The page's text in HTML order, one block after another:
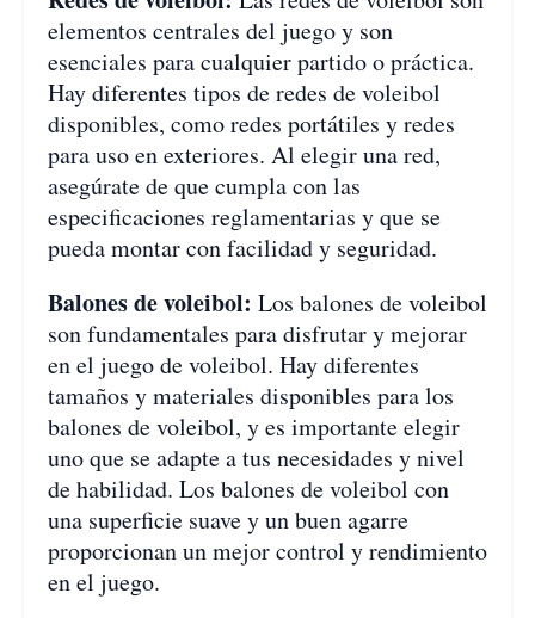
elementos centrales del juego y son
esenciales para cualquier partido o práctica.
Hay diferentes tipos de redes de voleibol
disponibles, como redes portátiles y redes
para uso en exteriores. Al elegir una red,
asegúrate de que cumpla con las
especificaciones reglamentarias y que se
pueda montar con facilidad y seguridad.
Balones de voleibol: Los balones de voleibol
son fundamentales para disfrutar y mejorar
en el juego de voleibol. Hay diferentes
tamaños y materiales disponibles para los
balones de voleibol, y es importante elegir
uno que se adapte a tus necesidades y nivel
de habilidad. Los balones de voleibol con
una superficie suave y un buen agarre
proporcionan un mejor control y rendimiento
en el juego.